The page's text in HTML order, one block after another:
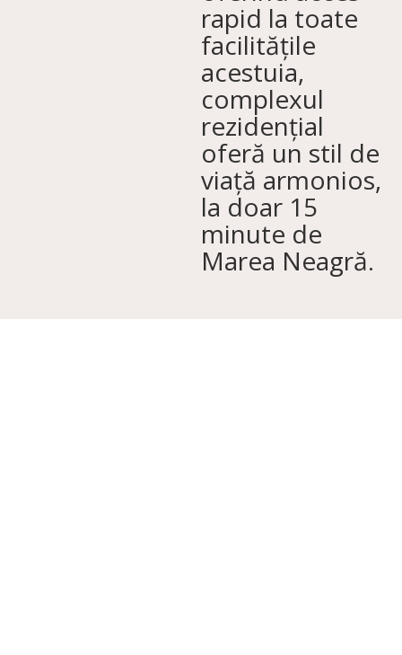
rapid la toate
facilitățile
acestuia,
complexul
rezidențial
oferă un stil de
viață armonios,
la doar 15
minute de
Marea Neagră.